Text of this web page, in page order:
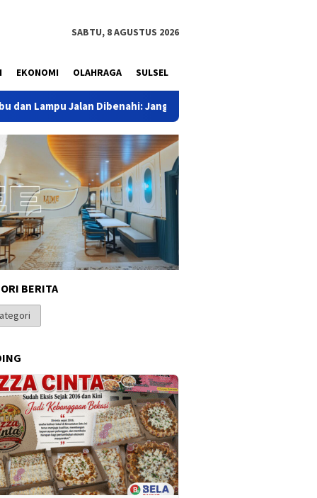
SABTU, 8 AGUSTUS 2026
EKONOMI OLAHRAGA SULSEL
Dibenahi: Jangan Tunggu Korban Berikutnya!
BERITA